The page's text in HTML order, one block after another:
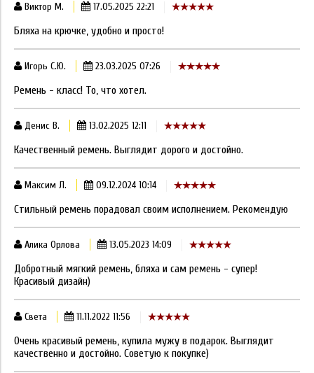
Виктор М. 17.05.2025 22:21
Бляха на крючке, удобно и просто!
Игорь С.Ю. 23.03.2025 07:26
Ремень - класс! То, что хотел.
Денис В. 13.02.2025 12:11
Качественный ремень. Выглядит дорого и достойно.
Максим Л. 09.12.2024 10:14
Стильный ремень порадовал своим исполнением. Рекомендую
Алика Орлова 13.05.2023 14:09
Добротный мягкий ремень, бляха и сам ремень - супер!
Красивый дизайн)
Света 11.11.2022 11:56
Очень красивый ремень, купила мужу в подарок. Выглядит
качественно и достойно. Советую к покупке)